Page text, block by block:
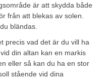
är att skydda både
från att blekas av solen.
bländas.
precis vad det är du vill ha
din altan kan en markis
eller så kan du ha en stor
stående vid dina